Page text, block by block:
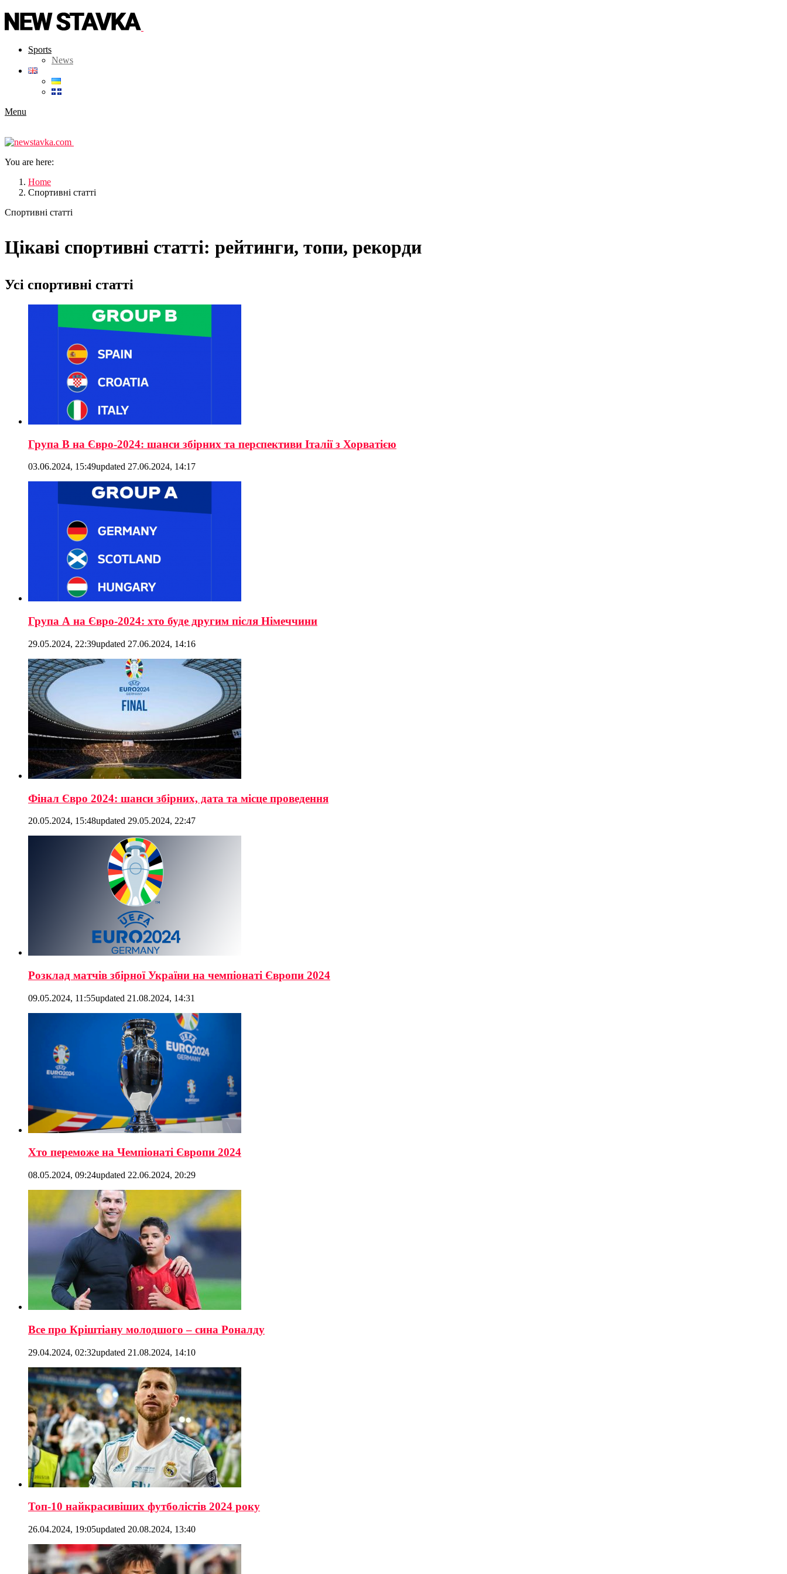
Sports
News
Menu
You are here:
Home
Спортивні статті
Спортивні статті
Цікаві спортивні статті: рейтинги, топи, рекорди
Усі спортивні статті
Група B на Євро-2024: шанси збірних та перспективи Італії з Хорватією
03.06.2024, 15:49updated 27.06.2024, 14:17
Група А на Євро-2024: хто буде другим після Німеччини
29.05.2024, 22:39updated 27.06.2024, 14:16
Фінал Євро 2024: шанси збірних, дата та місце проведення
20.05.2024, 15:48updated 29.05.2024, 22:47
Розклад матчів збірної України на чемпіонаті Європи 2024
09.05.2024, 11:55updated 21.08.2024, 14:31
Хто переможе на Чемпіонаті Європи 2024
08.05.2024, 09:24updated 22.06.2024, 20:29
Все про Кріштіану молодшого – сина Роналду
29.04.2024, 02:32updated 21.08.2024, 14:10
Топ-10 найкрасивіших футболістів 2024 року
26.04.2024, 19:05updated 20.08.2024, 13:40